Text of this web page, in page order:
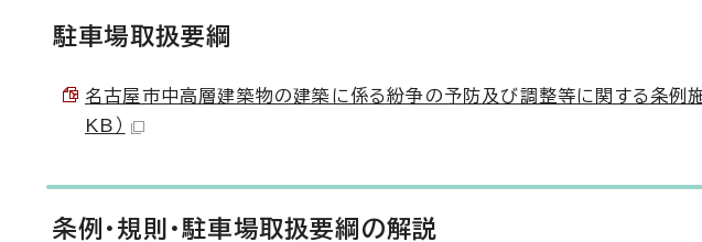
駐車場取扱要綱
名古屋市中高層建築物の建築に係る紛争の予防及び調整等に関する条
KB）
条例・規則・駐車場取扱要綱の解説